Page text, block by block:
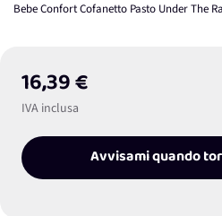
Bebe Confort Cofanetto Pasto Under The
16,39 €
IVA inclusa
Avvisami quando